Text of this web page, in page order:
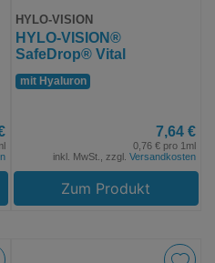
HYLO-VISION
HYLO-VISION®
SafeDrop® Vital
mit Hyaluron
7,64 €
0,76 € pro 1ml
inkl. MwSt., zzgl. Versandkosten
Zum Produkt